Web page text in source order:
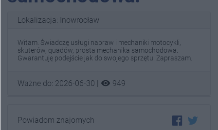
Lokalizacja: Inowrocław
Witam. Świadczę usługi napraw i mechaniki motocykli,
skuterów, quadów, prosta mechanika samochodowa.
Gwarantuję podejście jak do swojego sprzętu. Zapraszam.
Ważne do: 2026-06-30 | visibility 949
Powiadom znajomych